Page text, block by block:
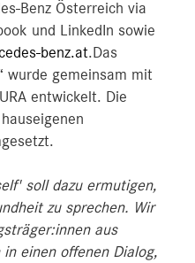
Benz Österreich via
und LinkedIn sowie
benz.at.Das
wurde gemeinsam mit
entwickelt. Die
soll dazu ermutigen,
zu sprechen. Wir
aus
einen offenen Dialog,